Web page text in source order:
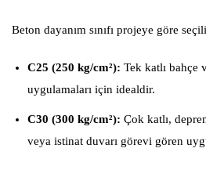
Beton dayanım sınıfı projeye göre
C25 (250 kg/cm²): Tek katlı bahçe
uygulamaları için idealdir.
C30 (300 kg/cm²): Çok katlı,
veya istinat duvarı görevi gören